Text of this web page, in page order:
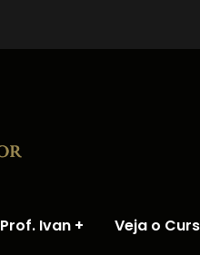
Prof. Ivan Veja o